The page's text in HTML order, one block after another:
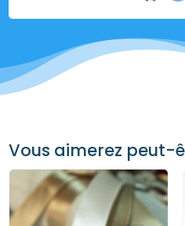
Vous aimerez peut-